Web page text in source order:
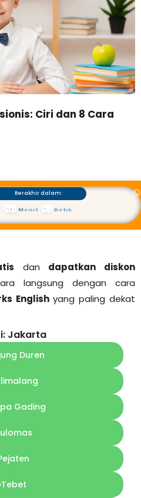
Ciri dan 8 Cara
Berakhir dalam:
56 Menit : 52 Detik
dan dapatkan diskon
langsung dengan cara
Englishyang paling dekat
Jakarta
Duren
Gading
Tebet